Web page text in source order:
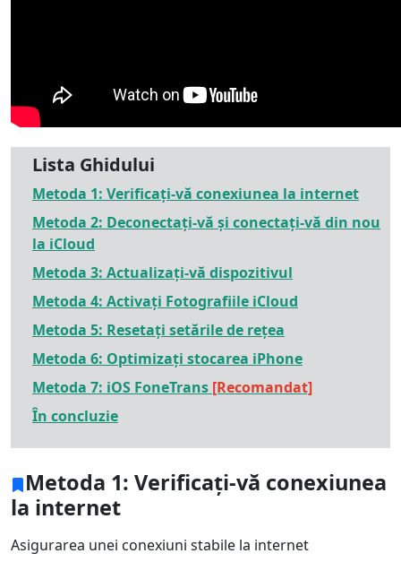
Lista Ghidului
Metoda 1: Verificați-vă conexiunea la internet
Metoda 2: Deconectați-vă și conectați-vă din nou
la iCloud
Metoda 3: Actualizați-vă dispozitivul
Metoda 4: Activați Fotografiile iCloud
Metoda 5: Resetați setările de rețea
Metoda 6: Optimizați stocarea iPhone
Metoda 7: iOS FoneTrans [Recomandat]
În concluzie
Metoda 1: Verificați-vă conexiunea
la internet
Asigurarea unei conexiuni stabile la internet